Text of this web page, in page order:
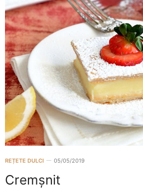
REȚETE DULCI 05/05/2019
Cremșnit